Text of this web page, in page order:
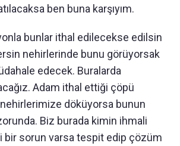
ben buna karşıyım.
bunlar ithal edilecekse edilsin
nehirlerinde bunu görüyorsak
edecek. Buralarda
Adam ithal ettiği çöpü
döküyorsa bunun
Biz burada kimin ihmali
bir sorun varsa tespit edip çözüm